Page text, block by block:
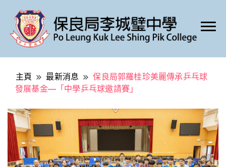
Po Leung Kuk Lee Shing Pik College
主頁 最新消息
保良局郭羅桂珍美麗傳承乒乓球
發展基金—「中學乒乓球邀請賽」